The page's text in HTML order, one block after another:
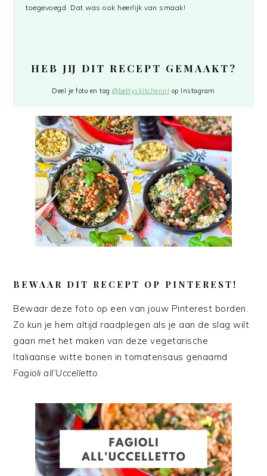
toegevoegd. Dat was ook heerlijk van smaak!
HEB JIJ DIT RECEPT GEMAAKT?
Deel je foto en tag@bettyskitchennl op Instagram
BEWAAR DIT RECEPT OP PINTEREST!
Bewaar deze foto op een van jouw Pinterest borden.
Zo kun je hem altijd raadplegen als je aan de slag wilt
gaan met het maken van deze vegetarische
Italiaanse witte bonen in tomatensaus genaamd
Fagioli all’Uccelletto.